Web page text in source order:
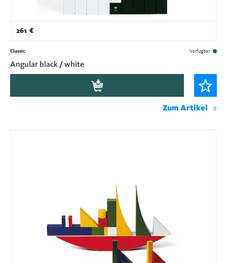
261 €
Classic Verfügbar
Angular black / white
Zum Artikel